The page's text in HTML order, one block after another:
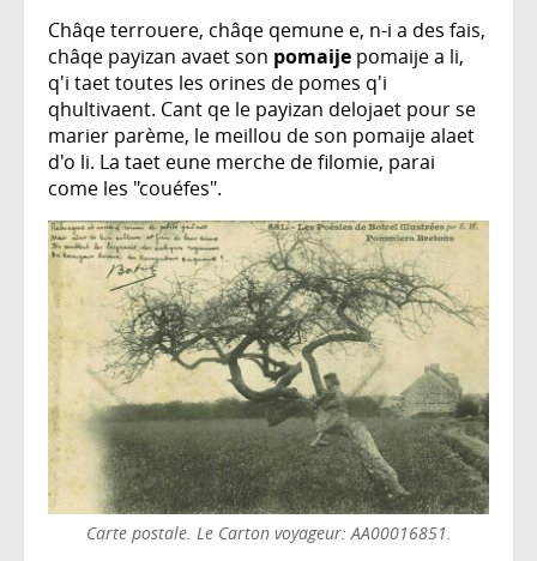
Châqe terrouere, châqe qemune e, n-i a des fais,
châqe payizan avaet son pomaije pomaije a li,
q'i taet toutes les orines de pomes q'i
qhultivaent. Cant qe le payizan delojaet pour se
marier parème, le meillou de son pomaije alaet
d'o li. La taet eune merche de filomie, parai
come les "couéfes".
Carte postale. Le Carton voyageur: AA00016851.